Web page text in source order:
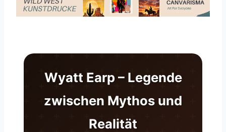
Wyatt Earp – Legende
zwischen Mythos und
Realität